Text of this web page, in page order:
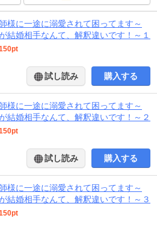
様に一途に溺愛されて困ってます～
結婚相手なんて、解釈違いです！～１
試し読み 購入する
様に一途に溺愛されて困ってます～
が結婚相手なんて、解釈違いです！～２
試し読み 購入する
様に一途に溺愛されて困ってます～
が結婚相手なんて、解釈違いです！～３